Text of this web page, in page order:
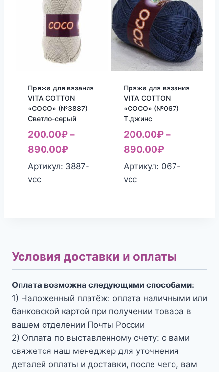
Пряжа для вязания
VITA COTTON
«COCO» (№3887)
Светло-серый
200.00₽–
890.00₽
Артикул: 3887-
vcc
Пряжа для вязания
VITA COTTON
«COCO» (№067)
Т.джинс
200.00₽–
890.00₽
Артикул: 067-
vcc
Условия доставки и оплаты
Оплата возможна следующими способами:
1) Наложенный платёж: оплата наличными или
банковской картой при получении товара в
вашем отделении Почты России
2) Оплата по выставленному счету: с вами
свяжется наш менеджер для уточнения
деталей оплаты и доставки, после чего, вам